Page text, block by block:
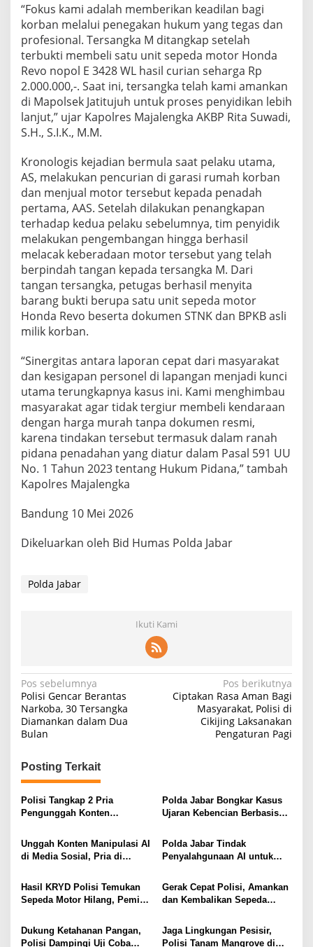
“Fokus kami adalah memberikan keadilan bagi
korban melalui penegakan hukum yang tegas dan
profesional. Tersangka M ditangkap setelah
terbukti membeli satu unit sepeda motor Honda
Revo nopol E 3428 WL hasil curian seharga Rp
2.000.000,-. Saat ini, tersangka telah kami amankan
di Mapolsek Jatitujuh untuk proses penyidikan lebih
lanjut,” ujar Kapolres Majalengka AKBP Rita Suwadi,
S.H., S.I.K., M.M.
Kronologis kejadian bermula saat pelaku utama,
AS, melakukan pencurian di garasi rumah korban
dan menjual motor tersebut kepada penadah
pertama, AAS. Setelah dilakukan penangkapan
terhadap kedua pelaku sebelumnya, tim penyidik
melakukan pengembangan hingga berhasil
melacak keberadaan motor tersebut yang telah
berpindah tangan kepada tersangka M. Dari
tangan tersangka, petugas berhasil menyita
barang bukti berupa satu unit sepeda motor
Honda Revo beserta dokumen STNK dan BPKB asli
milik korban.
“Sinergitas antara laporan cepat dari masyarakat
dan kesigapan personel di lapangan menjadi kunci
utama terungkapnya kasus ini. Kami menghimbau
masyarakat agar tidak tergiur membeli kendaraan
dengan harga murah tanpa dokumen resmi,
karena tindakan tersebut termasuk dalam ranah
pidana penadahan yang diatur dalam Pasal 591 UU
No. 1 Tahun 2023 tentang Hukum Pidana,” tambah
Kapolres Majalengka
Bandung 10 Mei 2026
Dikeluarkan oleh Bid Humas Polda Jabar
Polda Jabar
Ikuti Kami
Navigasi
pos
Pos sebelumnya
Polisi Gencar Berantas
Narkoba, 30 Tersangka
Diamankan dalam Dua
Bulan
Pos berikutnya
Ciptakan Rasa Aman Bagi
Masyarakat, Polisi di
Cikijing Laksanakan
Pengaturan Pagi
Posting Terkait
Polisi Tangkap 2 Pria
Pengunggah Konten
Palsu Soal Pemerintah di
Threads
Polda Jabar Bongkar Kasus
Ujaran Kebencian Berbasis
dan Finansial
Unggah Konten Manipulasi AI
di Media Sosial, Pria di
Penjara
Polda Jabar Tindak
Penyalahgunaan AI untuk
Gandeng 4 Ahli
Hasil KRYD Polisi Temukan
Sepeda Motor Hilang, Pemilik
Terima Kasih kepada Polri
Gerak Cepat Polisi, Amankan
dan Kembalikan Sepeda
Sempat Hilang
Dukung Ketahanan Pangan,
Polisi Dampingi Uji Coba
Jaga Lingkungan Pesisir,
Polisi Tanam Mangrove di